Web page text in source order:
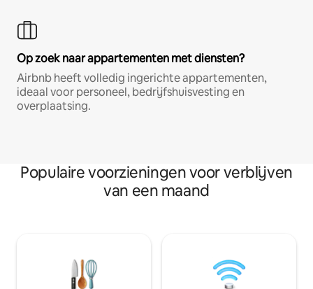
Op zoek naar appartementen met diensten?
Airbnb heeft volledig ingerichte appartementen,
ideaal voor personeel, bedrijfshuisvesting en
overplaatsing.
Populaire voorzieningen voor verblijven
van een maand